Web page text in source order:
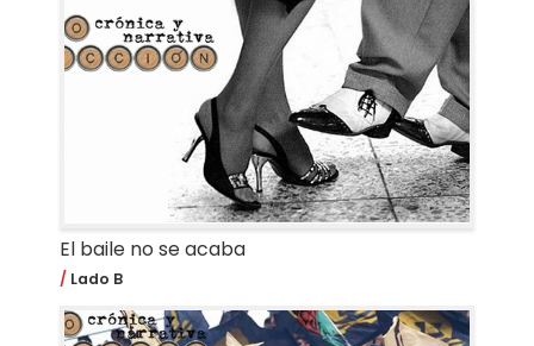
El baile no se acaba
Lado B